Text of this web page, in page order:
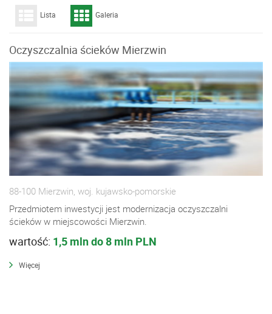
Lista Galeria
Oczyszczalnia ścieków Mierzwin
88-100 Mierzwin, woj. kujawsko-pomorskie
Przedmiotem inwestycji jest modernizacja oczyszczalni
ścieków w miejscowości Mierzwin.
wartość: 1,5 mln do 8 mln PLN
Więcej